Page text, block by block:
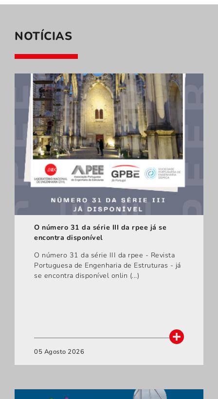
NOTÍCIAS
O número 31 da série III da rpee já se
encontra disponível
O número 31 da série III da rpee - Revista
Portuguesa de Engenharia de Estruturas - já
se encontra disponível onlin (...)
05 Agosto 2026